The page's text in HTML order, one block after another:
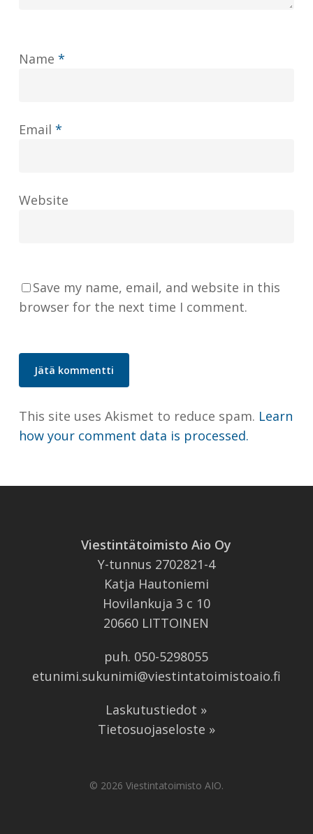
Name *
Email *
Website
Save my name, email, and website in this
browser for the next time I comment.
This site uses Akismet to reduce spam. Learn
how your comment data is processed.
Viestintätoimisto Aio Oy
Y-tunnus 2702821-4
Katja Hautoniemi
Hovilankuja 3 c 10
20660 LITTOINEN
puh. 050-5298055
etunimi.sukunimi@viestintatoimistoaio.fi
Laskutustiedot »
Tietosuojaseloste »
© 2026 Viestintatoimisto AIO.